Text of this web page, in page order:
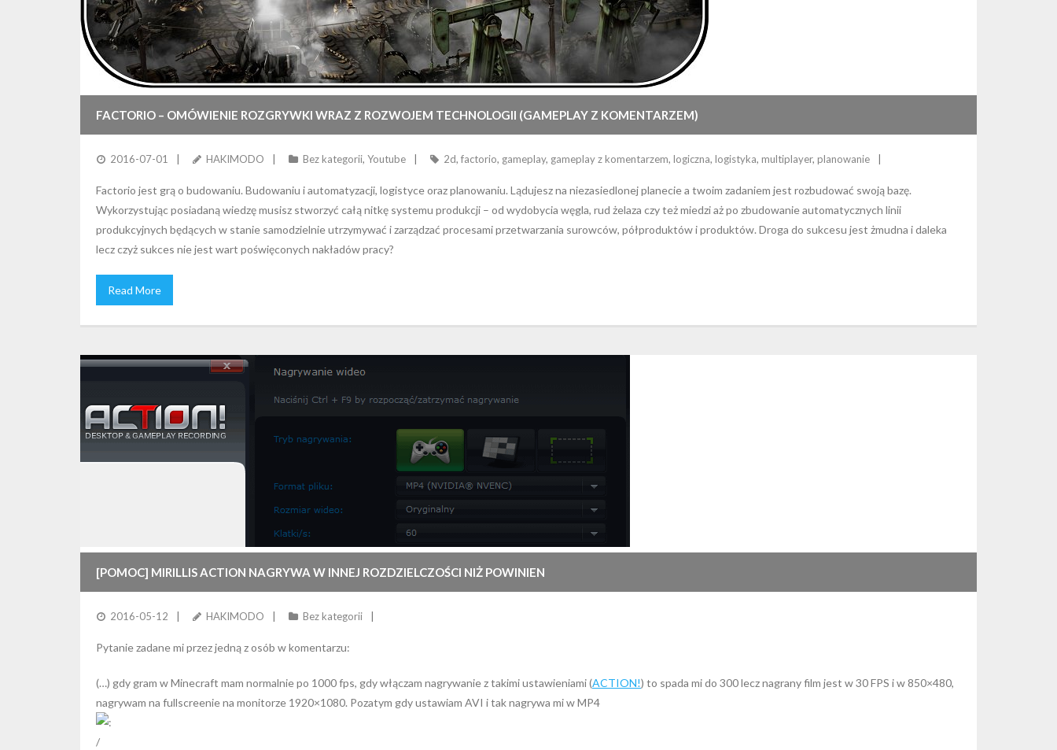
FACTORIO – OMÓWIENIE ROZGRYWKI WRAZ Z ROZWOJEM TECHNOLOGII (GAMEPLAY Z KOMENTARZEM)
2016-07-01 HAKIMODO Bez kategorii, Youtube 2d, factorio, gameplay, gameplay z komentarzem, logiczna, logistyka, multiplayer, planowanie
Factorio jest grą o budowaniu. Budowaniu i automatyzacji, logistyce oraz planowaniu. Lądujesz na niezasiedlonej planecie a twoim zadaniem jest rozbudować swoją bazę.
Wykorzystując posiadaną wiedzę musisz stworzyć całą nitkę systemu produkcji – od wydobycia węgla, rud żelaza czy też miedzi aż po zbudowanie automatycznych linii
produkcyjnych będących w stanie samodzielnie utrzymywać i zarządzać procesami przetwarzania surowców, półproduktów i produktów. Droga do sukcesu jest żmudna i daleka
lecz czyż sukces nie jest wart poświęconych nakładów pracy?
Read More
[POMOC] MIRILLIS ACTION NAGRYWA W INNEJ ROZDZIELCZOŚCI NIŻ POWINIEN
2016-05-12 HAKIMODO Bez kategorii
Pytanie zadane mi przez jedną z osób w komentarzu:
(…) gdy gram w Minecraft mam normalnie po 1000 fps, gdy włączam nagrywanie z takimi ustawieniami (ACTION!) to spada mi do 300 lecz nagrany film jest w 30 FPS i w 850×480,
nagrywam na fullscreenie na monitorze 1920×1080. Pozatym gdy ustawiam AVI i tak nagrywa mi w MP4